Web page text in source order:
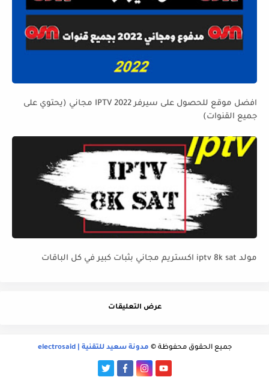
افضل موقع للحصول على سيرفر IPTV 2022 مجاني (يحتوي على
جميع القنوات)
مولد iptv 8k sat اكستريم مجاني بثبات كبير في كل الباقات
عرض التعليقات
جميع الحقوق محفوظة © مدونة سعيد للتقنية | electrosaid